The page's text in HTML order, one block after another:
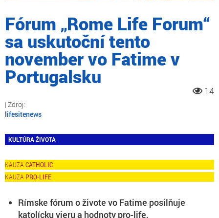
Fórum „Rome Life Forum“
sa uskutoční tento
november vo Fatime v
Portugalsku
14
lifesitenews
KULTÚRA ŽIVOTA
CATHOLIC
PRO-LIFE
Rímske fórum o živote vo Fatime posilňuje
katolícku vieru a hodnoty pro-life.